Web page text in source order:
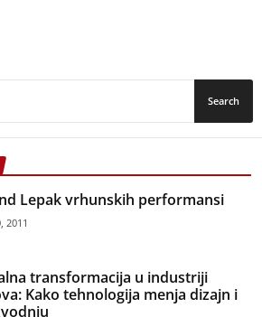
Lepak vrhunskih performansi
2011
transformacija u industriji
Kako tehnologija menja dizajn i